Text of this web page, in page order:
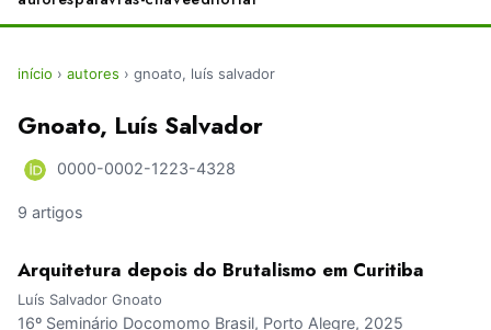
início › autores › gnoato, luís salvador
Gnoato, Luís Salvador
0000-0002-1223-4328
9 artigos
Arquitetura depois do Brutalismo em Curitiba
Luís Salvador Gnoato
16º Seminário Docomomo Brasil, Porto Alegre, 2025